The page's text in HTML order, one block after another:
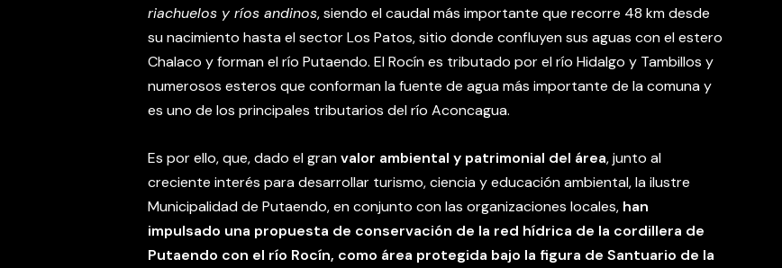
riachuelos y ríos andinos, siendo el caudal más importante que recorre 48 km desde
su nacimiento hasta el sector Los Patos, sitio donde confluyen sus aguas con el estero
Chalaco y forman el río Putaendo. El Rocín es tributado por el río Hidalgo y Tambillos y
numerosos esteros que conforman la fuente de agua más importante de la comuna y
es uno de los principales tributarios del río Aconcagua.
Es por ello, que, dado el granvalor ambiental y patrimonial del área, junto al
creciente interés para desarrollar turismo, ciencia y educación ambiental, la ilustre
Municipalidad de Putaendo, en conjunto con las organizaciones locales, han
impulsado una propuesta de conservación de la red hídrica de la cordillera de
Putaendo con el río Rocín, como área protegida bajo la figura de Santuario de la